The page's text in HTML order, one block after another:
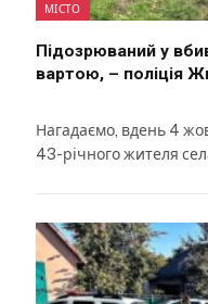
МІСТО
Підозрюваний у
вартою, – поліція
Нагадаємо, вдень 4
43-річного жителя